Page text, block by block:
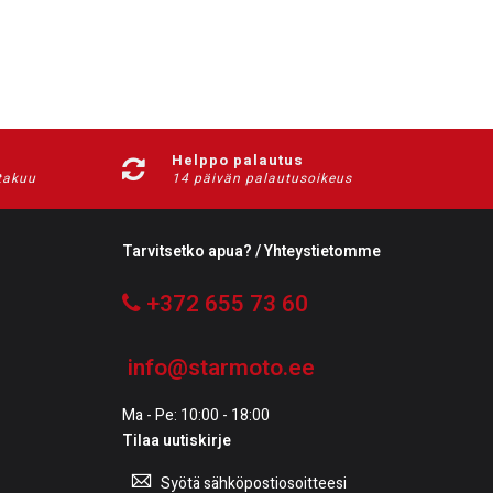
Helppo palautus
14 päivän palautusoikeus
Tarvitsetko apua? / Yhteystietomme
+372 655 73 60
info@starmoto.ee
Ma - Pe: 10:00 - 18:00
Tilaa uutiskirje
Tilaa